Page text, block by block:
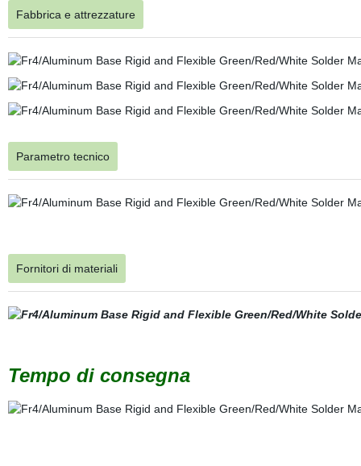
Fabbrica e attrezzature
Parametro tecnico
Fornitori di materiali
Tempo di consegna